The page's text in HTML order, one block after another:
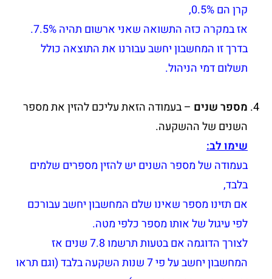
קרן הם 0.5%,
אז במקרה כזה התשואה שאני ארשום תהיה 7.5%.
בדרך זו המחשבון יחשב עבורנו את התוצאה כולל
תשלום דמי הניהול.
מספר שנים – בעמודה הזאת עליכם להזין את מספר
השנים של ההשקעה.
שימו לב:
בעמודה של מספר השנים יש להזין מספרים שלמים
בלבד,
אם תזינו מספר שאינו שלם המחשבון יחשב עבורכם
לפי עיגול של אותו מספר כלפי מטה.
לצורך הדוגמה אם בטעות תרשמו 7.8 שנים אז
המחשבון יחשב על פי 7 שנות השקעה בלבד (וגם תראו